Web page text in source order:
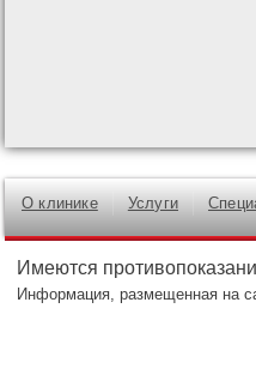
О клинике Услуги
Имеются
Информация, размещенная на